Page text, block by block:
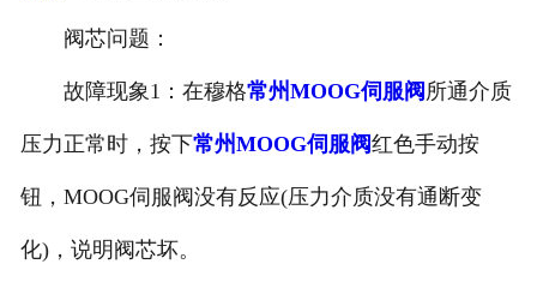
阀芯问题：
故障现象1：在穆格常州MOOG伺服阀 所通介质
压力正常时，按下常州MOOG伺服阀红色手动按
钮，MOOG伺服阀没有反应(压力介质没有通断变
化)，说明阀芯坏。